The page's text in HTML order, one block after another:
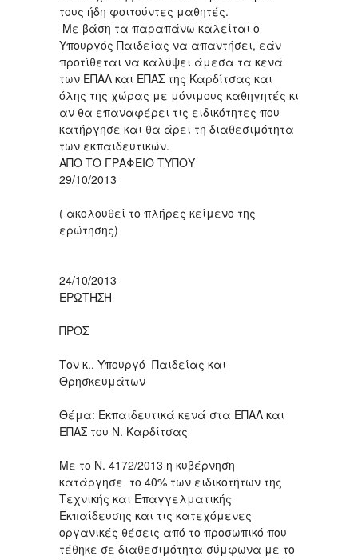
τους ήδη φοιτούντες μαθητές.
Με βάση τα παραπάνω καλείται ο
Υπουργός Παιδείας να απαντήσει, εάν
προτίθεται να καλύψει άμεσα τα κενά
των ΕΠΑΛ και ΕΠΑΣ της Καρδίτσας και
όλης της χώρας με μόνιμους καθηγητές κι
αν θα επαναφέρει τις ειδικότητες που
κατήργησε και θα άρει τη διαθεσιμότητα
των εκπαιδευτικών.
ΑΠΟ ΤΟ ΓΡΑΦΕΙΟ ΤΥΠΟΥ
29/10/2013
( ακολουθεί το πλήρες κείμενο της
ερώτησης)
24/10/2013
ΕΡΩΤΗΣΗ
ΠΡΟΣ
Τον κ.. Υπουργό Παιδείας και
Θρησκευμάτων
Θέμα: Εκπαιδευτικά κενά στα ΕΠΑΛ και
ΕΠΑΣ του Ν. Καρδίτσας
Με το Ν. 4172/2013 η κυβέρνηση
κατάργησε το 40% των ειδικοτήτων της
Τεχνικής και Επαγγελματικής
Εκπαίδευσης και τις κατεχόμενες
οργανικές θέσεις από το προσωπικό που
τέθηκε σε διαθεσιμότητα σύμφωνα με το